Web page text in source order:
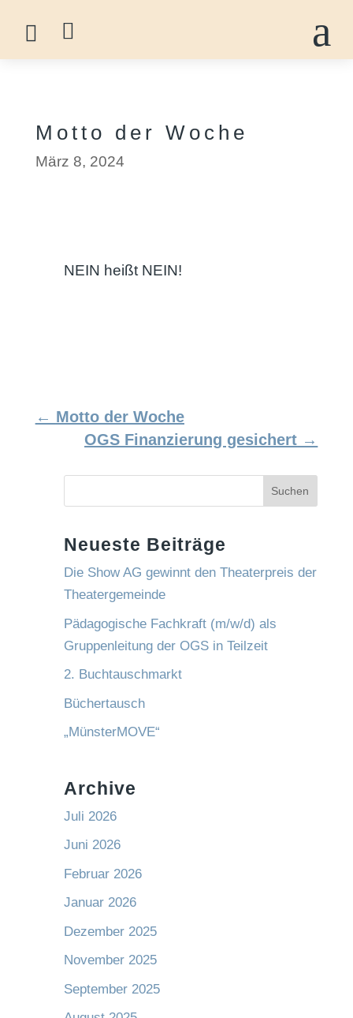
a
 
Motto der Woche
März 8, 2024
NEIN heißt NEIN!
← Motto der Woche
OGS Finanzierung gesichert →
Suchen
Neueste Beiträge
Die Show AG gewinnt den Theaterpreis der
Theatergemeinde
Pädagogische Fachkraft (m/w/d) als
Gruppenleitung der OGS in Teilzeit
2. Buchtauschmarkt
Büchertausch
„MünsterMOVE“
Archive
Juli 2026
Juni 2026
Februar 2026
Januar 2026
Dezember 2025
November 2025
September 2025